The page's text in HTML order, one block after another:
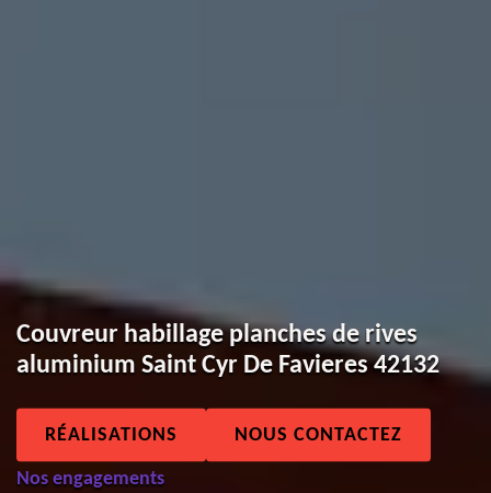
Couvreur habillage planches de rives
aluminium Saint Cyr De Favieres 42132
RÉALISATIONS NOUS CONTACTEZ
Nos engagements